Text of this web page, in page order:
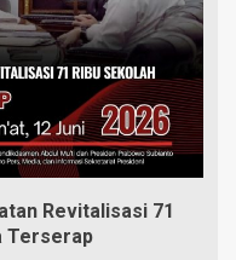
Revitalisasi 71
Terserap